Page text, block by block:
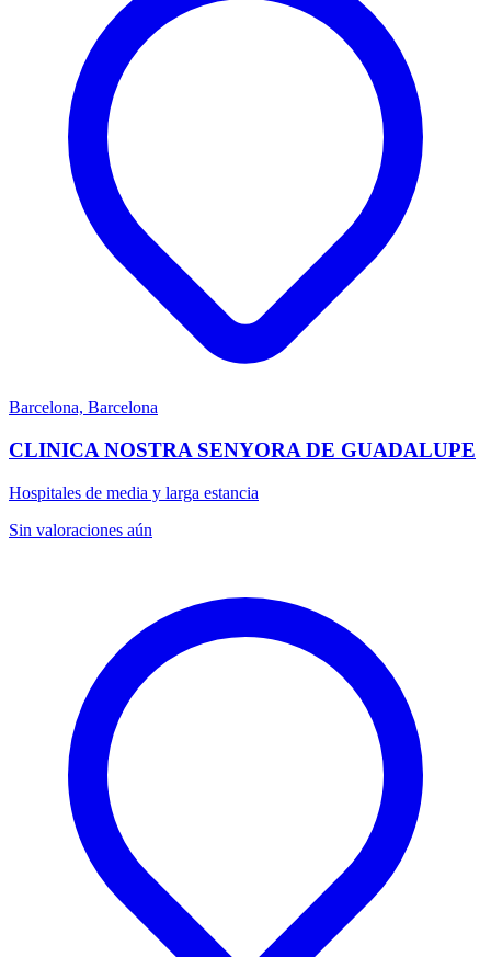
Barcelona, Barcelona
CLINICA NOSTRA SENYORA DE GUADALUPE
Hospitales de media y larga estancia
Sin valoraciones aún